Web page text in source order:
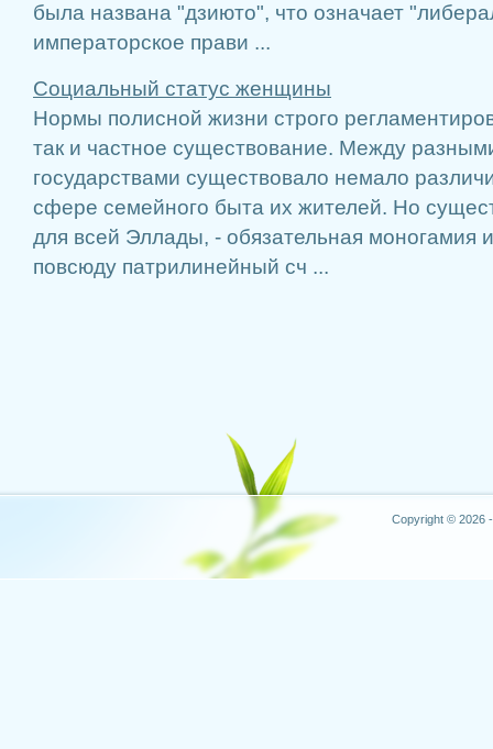
была названа "дзиюто", что означает
императорское прави ...
Социальный статус женщины
Нормы полисной жизни строго
так и частное существование. Между
государствами существовало немало
сфере семейного быта их жителей. Но
для всей Эллады, - обязательная моногамия
повсюду патрилинейный сч ...
Copyright © 2026